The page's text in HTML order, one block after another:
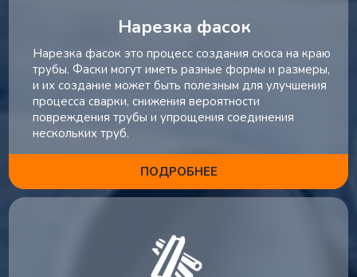
Нарезка фасок
Нарезка фасок это процесс создания скоса на краю
трубы. Фаски могут иметь разные формы и размеры,
и их создание может быть полезным для улучшения
процесса сварки, снижения вероятности
повреждения трубы и упрощения соединения
нескольких труб.
ПОДРОБНЕЕ